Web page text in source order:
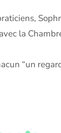
,
la
“un